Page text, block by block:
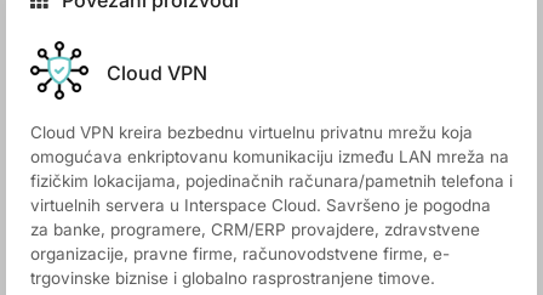
Cloud VPN
Cloud VPN kreira bezbednu virtuelnu privatnu mrežu koja
omogućava enkriptovanu komunikaciju između LAN mreža na
fizičkim lokacijama, pojedinačnih računara/pametnih telefona i
virtuelnih servera u Interspace Cloud. Savršeno je pogodna
za banke, programere, CRM/ERP provajdere, zdravstvene
organizacije, pravne firme, računovodstvene firme, e-
trgovinske biznise i globalno rasprostranjene timove.